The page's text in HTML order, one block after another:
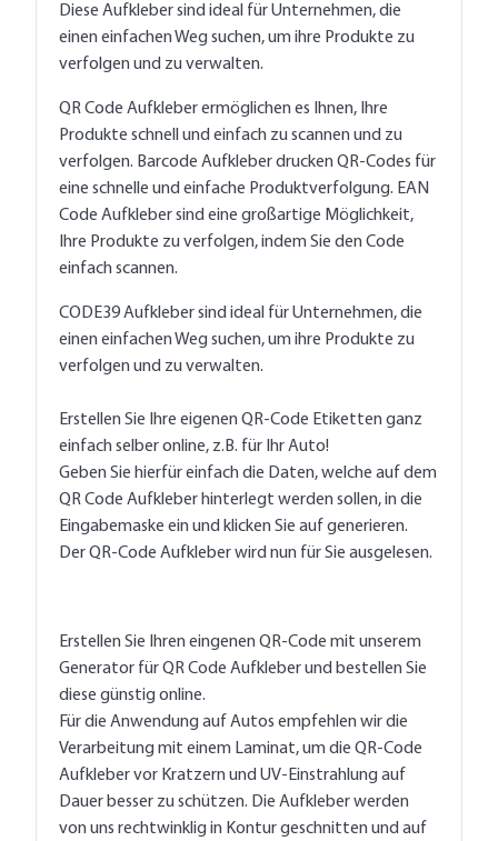
Diese Aufkleber sind ideal für Unternehmen, die
einen einfachen Weg suchen, um ihre Produkte zu
verfolgen und zu verwalten.
QR Code Aufkleber ermöglichen es Ihnen, Ihre
Produkte schnell und einfach zu scannen und zu
verfolgen. Barcode Aufkleber drucken QR-Codes für
eine schnelle und einfache Produktverfolgung. EAN
Code Aufkleber sind eine großartige Möglichkeit,
Ihre Produkte zu verfolgen, indem Sie den Code
einfach scannen.
CODE39 Aufkleber sind ideal für Unternehmen, die
einen einfachen Weg suchen, um ihre Produkte zu
verfolgen und zu verwalten.
Erstellen Sie Ihre eigenen QR-Code Etiketten ganz
einfach selber online, z.B. für Ihr Auto!
Geben Sie hierfür einfach die Daten, welche auf dem
QR Code Aufkleber hinterlegt werden sollen, in die
Eingabemaske ein und klicken Sie auf generieren.
Der QR-Code Aufkleber wird nun für Sie ausgelesen.
Erstellen Sie Ihren eingenen QR-Code mit unserem
Generator für QR Code Aufkleber und bestellen Sie
diese günstig online.
Für die Anwendung auf Autos empfehlen wir die
Verarbeitung mit einem Laminat, um die QR-Code
Aufkleber vor Kratzern und UV-Einstrahlung auf
Dauer besser zu schützen. Die Aufkleber werden
von uns rechtwinklig in Kontur geschnitten und auf